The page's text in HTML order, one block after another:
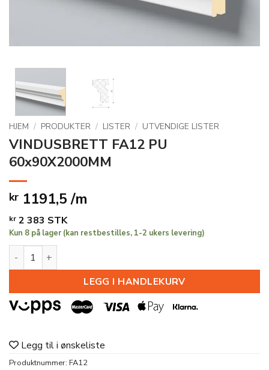
HJEM / PRODUKTER / LISTER / UTVENDIGE LISTER
VINDUSBRETT FA12 PU
60x90X2000MM
kr 1191,5 /m
kr 2 383 STK
Kun 8 på lager (kan restbestilles, 1-2 ukers levering)
VINDUSBRETT FA12 PU 60x90X2000MM antall
LEGG I HANDLEKURV
Legg til i ønskeliste
Produktnummer: FA12